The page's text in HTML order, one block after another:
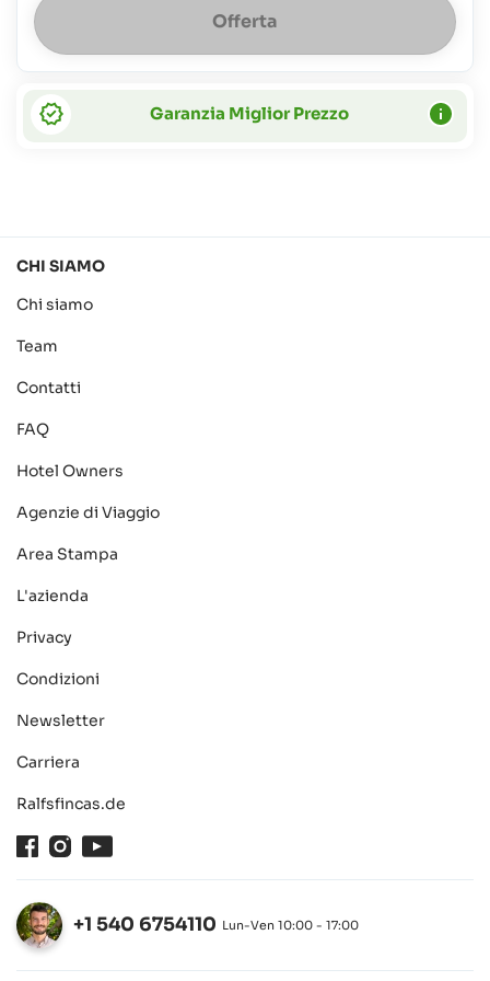
Offerta
Garanzia Miglior Prezzo
CHI SIAMO
Chi siamo
Team
Contatti
FAQ
Hotel Owners
Agenzie di Viaggio
Area Stampa
L'azienda
Privacy
Condizioni
Newsletter
Carriera
Ralfsfincas.de
FacebookInstagram
Aperto
+1 540 6754110 Lun-Ven 10:00 - 17:00